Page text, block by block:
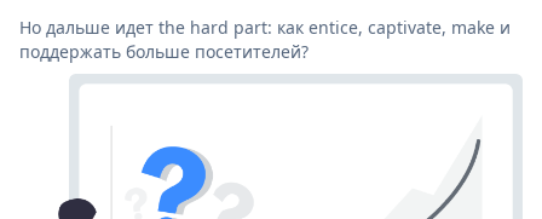
Но дальше идет the hard part: как entice, captivate, make и
поддержать больше посетителей?